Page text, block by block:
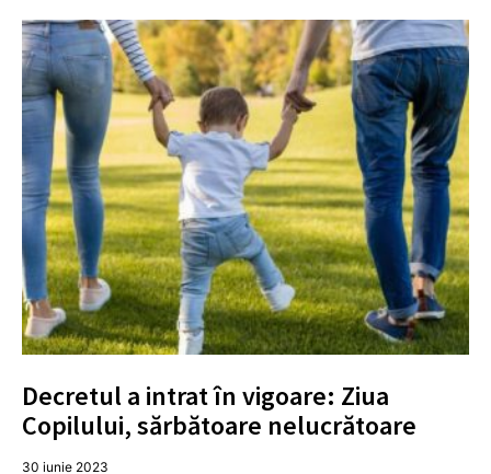
Decretul a intrat în vigoare: Ziua
Copilului, sărbătoare nelucrătoare
30 iunie 2023